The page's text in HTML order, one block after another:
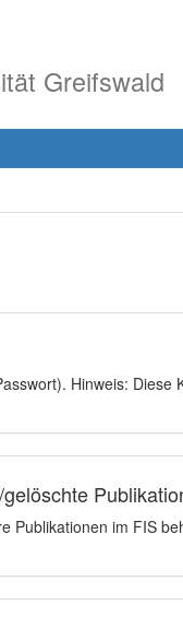
Greifswald
Hinweis:
im FIS